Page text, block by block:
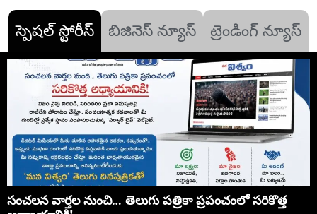
స్పెషల్ స్టోరీస్ బిజినెస్ న్యూస్ ట్రెండింగ్ న్యూస్
సంచలన వార్తల నుంచి… తెలుగు పత్రికా ప్రపంచంలో సరికొత్త